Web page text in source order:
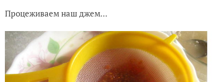
Процеживаем наш джем...